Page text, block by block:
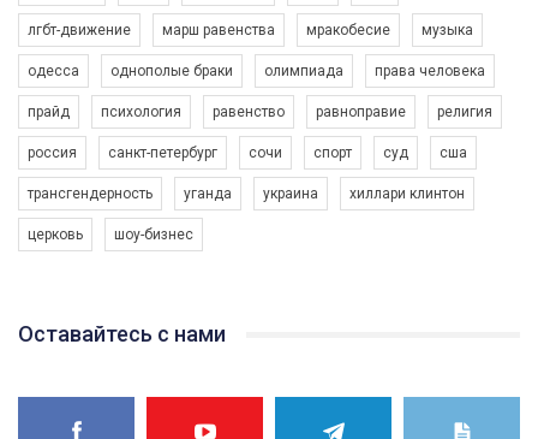
Зупинимо насильство проти ЛГБТ в Україні! Stop violence against LGBT in Ukraine!
6/30/2017
Емоційний та вражаючий промо-ролік на конкурс PACT, який
представляє програму "Гей-альянс Україна" з протидії
насильству проти ЛГБТ в Україні.
Ми просимо вашої підтримки, щоб реалізувати нашу
програму з боротьби з насильством проти ЛГБТ в Україні.
Якщо ти хочеш підтримати нас - просто натисни "лайк" під
best video, representing programme for the development of
We appeal to your support and ask to help us implement our plan
1.9K Просмотров • 226 Нравится • 5 Комментариев
лгбт-движение марш равенства мракобесие музыка
одесса однополые браки олимпиада права человека
прайд психология равенство равноправие религия
россия санкт-петербург сочи спорт суд сша
трансгендерность уганда украина хиллари клинтон
церковь шоу-бизнес
Оставайтесь с нами